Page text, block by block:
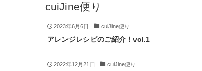
cuiJine便り
2023年6月6日 cuiJine便り
アレンジレシピのご紹介！vol.1
2022年12月21日 cuiJine便り